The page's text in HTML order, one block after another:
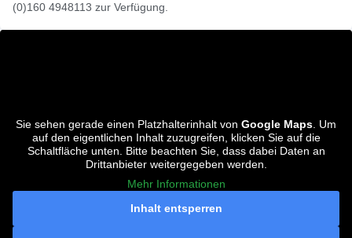
(0)160 4948113 zur Verfügung.
Sie sehen gerade einen Platzhalterinhalt von Google Maps . Um
auf den eigentlichen Inhalt zuzugreifen, klicken Sie auf die
Schaltfläche unten. Bitte beachten Sie, dass dabei Daten an
Drittanbieter weitergegeben werden.
Mehr Informationen
Inhalt entsperren